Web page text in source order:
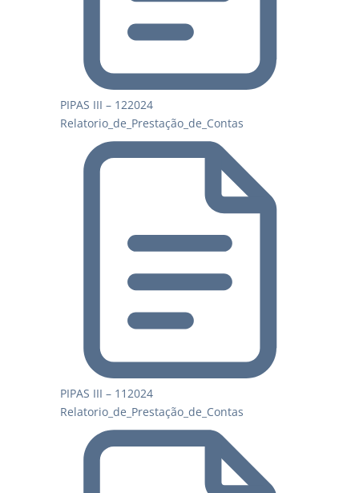
PIPAS III – 122024
Relatorio_de_Prestação_de_Contas
PIPAS III – 112024
Relatorio_de_Prestação_de_Contas